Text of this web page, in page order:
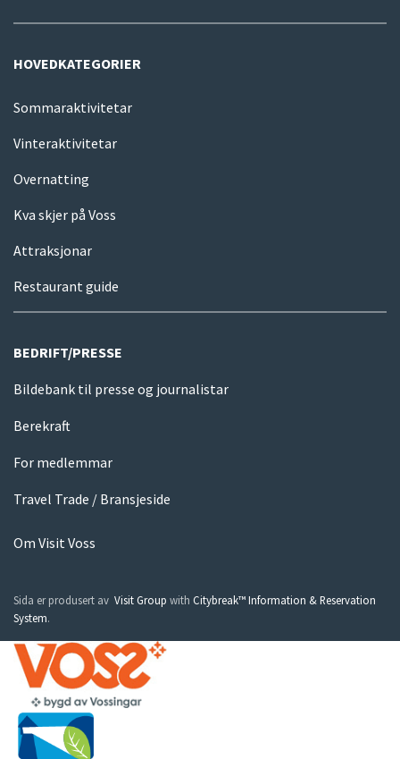
HOVEDKATEGORIER
Sommaraktivitetar
Vinteraktivitetar
Overnatting
Kva skjer på Voss
Attraksjonar
Restaurant guide
BEDRIFT/PRESSE
Bildebank til presse og journalistar
Berekraft
For medlemmar
Travel Trade / Bransjeside
Om Visit Voss
Sida er produsert av Visit Group with Citybreak™ Information & Reservation
System.